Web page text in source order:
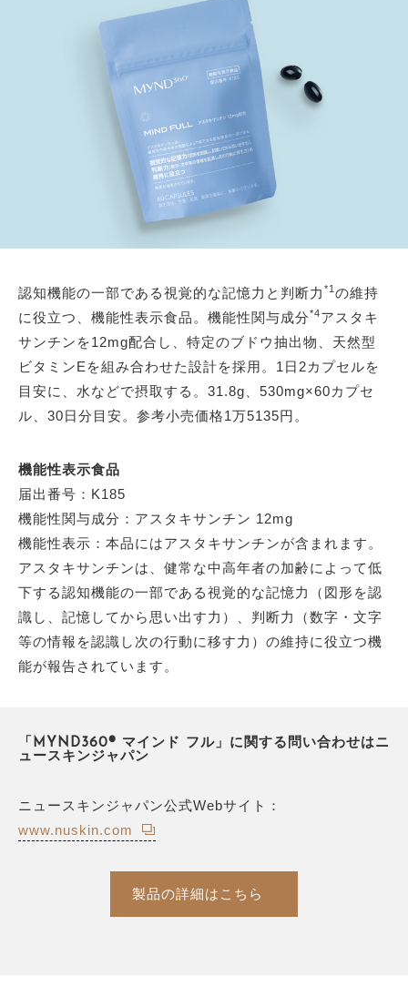
認知機能の一部である視覚的な記憶力と判断力 *1の維持
に役立つ、機能性表示食品。機能性関与成分*4アスタキ
サンチンを12mg配合し、特定のブドウ抽出物、天然型
ビタミンEを組み合わせた設計を採用。1日2カプセルを
目安に、水などで摂取する。31.8g、530mg×60カプセ
ル、30日分目安。参考小売価格1万5135円。
機能性表示食品
届出番号：K185
機能性関与成分：アスタキサンチン 12mg
機能性表示：本品にはアスタキサンチンが含まれます。
アスタキサンチンは、健常な中高年者の加齢によって低
下する認知機能の一部である視覚的な記憶力（図形を認
識し、記憶してから思い出す力）、判断力（数字・文字
等の情報を認識し次の行動に移す力）の維持に役立つ機
能が報告されています。
「MYND360® マインド フル」に関する問い合わせはニ
ュースキンジャパン
ニュースキンジャパン公式Webサイト：
www.nuskin.com
製品の詳細はこちら